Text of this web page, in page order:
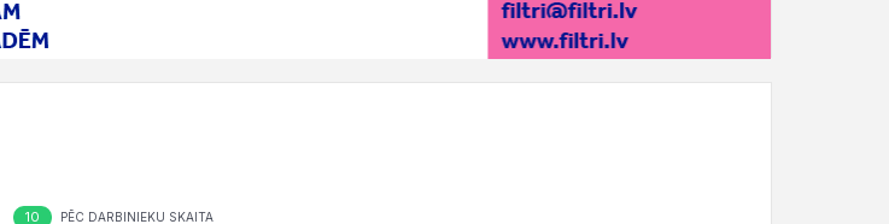
10 PĒC DARBINIEKU SKAITA